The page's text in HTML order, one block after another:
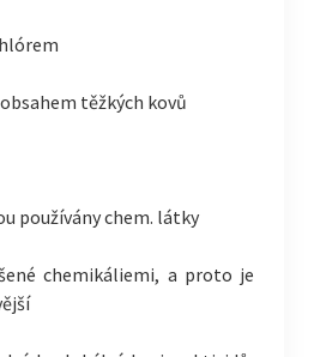
těžkých kovů
používány chem. látky
chemikáliemi, a proto je